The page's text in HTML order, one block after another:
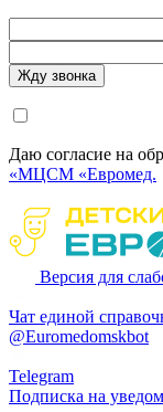
Даю согласие на
«МЦСМ «Евромед.
Версия для
Чат единой
@Euromedomskbot
Telegram
Подписка на